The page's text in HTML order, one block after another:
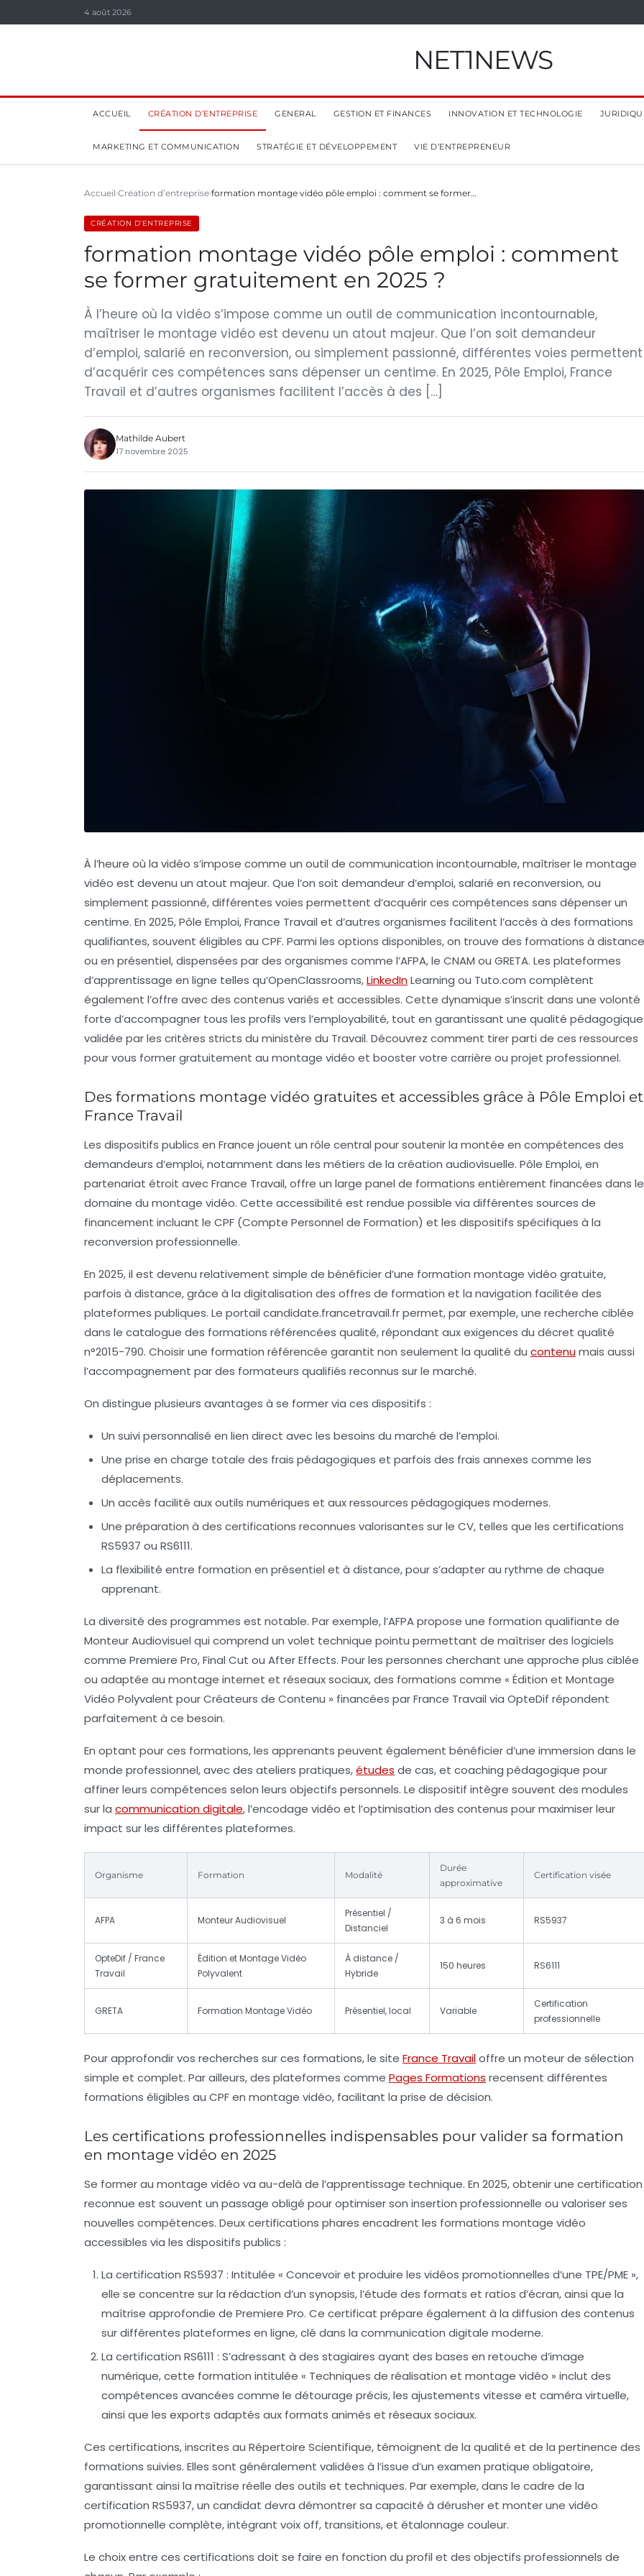
4 août 2026
NET1NEWS
ACCUEIL CRÉATION D’ENTREPRISE GENERAL GESTION ET FINANCES INNOVATION ET TECHNOLOGIE
MARKETING ET COMMUNICATION STRATÉGIE ET DÉVELOPPEMENT VIE D’ENTREPRENEUR
Accueil Création d’entreprise formation montage vidéo pôle emploi : comment se former…
CRÉATION D’ENTREPRISE
formation montage vidéo pôle emploi : comment
se former gratuitement en 2025 ?
À l’heure où la vidéo s’impose comme un outil de communication incontournable,
maîtriser le montage vidéo est devenu un atout majeur. Que l’on soit demandeur
d’emploi, salarié en reconversion, ou simplement passionné, différentes voies permettent
d’acquérir ces compétences sans dépenser un centime. En 2025, Pôle Emploi, France
Travail et d’autres organismes facilitent l’accès à des […]
Mathilde Aubert
17 novembre 2025
À l’heure où la vidéo s’impose comme un outil de communication incontournable, maîtriser le montage
vidéo est devenu un atout majeur. Que l’on soit demandeur d’emploi, salarié en reconversion, ou
simplement passionné, différentes voies permettent d’acquérir ces compétences sans dépenser un
centime. En 2025, Pôle Emploi, France Travail et d’autres organismes facilitent l’accès à des formations
qualifiantes, souvent éligibles au CPF. Parmi les options disponibles, on trouve des formations à distance
ou en présentiel, dispensées par des organismes comme l’AFPA, le CNAM ou GRETA. Les plateformes
d’apprentissage en ligne telles qu’OpenClassrooms,LinkedInLearning ou Tuto.com complètent
également l’offre avec des contenus variés et accessibles. Cette dynamique s’inscrit dans une volonté
forte d’accompagner tous les profils vers l’employabilité, tout en garantissant une qualité pédagogique
validée par les critères stricts du ministère du Travail. Découvrez comment tirer parti de ces ressources
pour vous former gratuitement au montage vidéo et booster votre carrière ou projet professionnel.
Des formations montage vidéo gratuites et accessibles grâce à Pôle Emploi et
France Travail
Les dispositifs publics en France jouent un rôle central pour soutenir la montée en compétences des
demandeurs d’emploi, notamment dans les métiers de la création audiovisuelle. Pôle Emploi, en
partenariat étroit avec France Travail, offre un large panel de formations entièrement financées dans le
domaine du montage vidéo. Cette accessibilité est rendue possible via différentes sources de
financement incluant le CPF (Compte Personnel de Formation) et les dispositifs spécifiques à la
reconversion professionnelle.
En 2025, il est devenu relativement simple de bénéficier d’une formation montage vidéo gratuite,
parfois à distance, grâce à la digitalisation des offres de formation et la navigation facilitée des
plateformes publiques. Le portail candidate.francetravail.fr permet, par exemple, une recherche ciblée
dans le catalogue des formations référencées qualité, répondant aux exigences du décret qualité
n°2015-790. Choisir une formation référencée garantit non seulement la qualité du contenumais aussi
l’accompagnement par des formateurs qualifiés reconnus sur le marché.
On distingue plusieurs avantages à se former via ces dispositifs :
Un suivi personnalisé en lien direct avec les besoins du marché de l’emploi.
Une prise en charge totale des frais pédagogiques et parfois des frais annexes comme les
déplacements.
Un accès facilité aux outils numériques et aux ressources pédagogiques modernes.
Une préparation à des certifications reconnues valorisantes sur le CV, telles que les certifications
RS5937 ou RS6111.
La flexibilité entre formation en présentiel et à distance, pour s’adapter au rythme de chaque
apprenant.
La diversité des programmes est notable. Par exemple, l’AFPA propose une formation qualifiante de
Monteur Audiovisuel qui comprend un volet technique pointu permettant de maîtriser des logiciels
comme Premiere Pro, Final Cut ou After Effects. Pour les personnes cherchant une approche plus ciblée
ou adaptée au montage internet et réseaux sociaux, des formations comme « Édition et Montage
Vidéo Polyvalent pour Créateurs de Contenu » financées par France Travail via OpteDif répondent
parfaitement à ce besoin.
En optant pour ces formations, les apprenants peuvent également bénéficier d’une immersion dans le
monde professionnel, avec des ateliers pratiques,études de cas, et coaching pédagogique pour
affiner leurs compétences selon leurs objectifs personnels. Le dispositif intègre souvent des modules
sur la communication digitale, l’encodage vidéo et l’optimisation des contenus pour maximiser leur
impact sur les différentes plateformes.
Organisme Formation Modalité
Durée
approximative
Certification visée
AFPA Monteur Audiovisuel
Présentiel /
Distanciel
3 à 6 mois RS5937
OpteDif / France
Travail
Édition et Montage Vidéo
Polyvalent
À distance /
Hybride
150 heures RS6111
GRETA Formation Montage Vidéo Présentiel, local Variable
Certification
professionnelle
Pour approfondir vos recherches sur ces formations, le site France Travailoffre un moteur de sélection
simple et complet. Par ailleurs, des plateformes comme Pages Formations recensent différentes
formations éligibles au CPF en montage vidéo, facilitant la prise de décision.
Les certifications professionnelles indispensables pour valider sa formation
en montage vidéo en 2025
Se former au montage vidéo va au-delà de l’apprentissage technique. En 2025, obtenir une certification
reconnue est souvent un passage obligé pour optimiser son insertion professionnelle ou valoriser ses
nouvelles compétences. Deux certifications phares encadrent les formations montage vidéo
accessibles via les dispositifs publics :
La certification RS5937 : Intitulée « Concevoir et produire les vidéos promotionnelles d’une TPE/PME »,
elle se concentre sur la rédaction d’un synopsis, l’étude des formats et ratios d’écran, ainsi que la
maîtrise approfondie de Premiere Pro. Ce certificat prépare également à la diffusion des contenus
sur différentes plateformes en ligne, clé dans la communication digitale moderne.
La certification RS6111 : S’adressant à des stagiaires ayant des bases en retouche d’image
numérique, cette formation intitulée « Techniques de réalisation et montage vidéo » inclut des
compétences avancées comme le détourage précis, les ajustements vitesse et caméra virtuelle,
ainsi que les exports adaptés aux formats animés et réseaux sociaux.
Ces certifications, inscrites au Répertoire Scientifique, témoignent de la qualité et de la pertinence des
formations suivies. Elles sont généralement validées à l’issue d’un examen pratique obligatoire,
garantissant ainsi la maîtrise réelle des outils et techniques. Par exemple, dans le cadre de la
certification RS5937, un candidat devra démontrer sa capacité à dérusher et monter une vidéo
promotionnelle complète, intégrant voix off, transitions, et étalonnage couleur.
Le choix entre ces certifications doit se faire en fonction du profil et des objectifs professionnels de